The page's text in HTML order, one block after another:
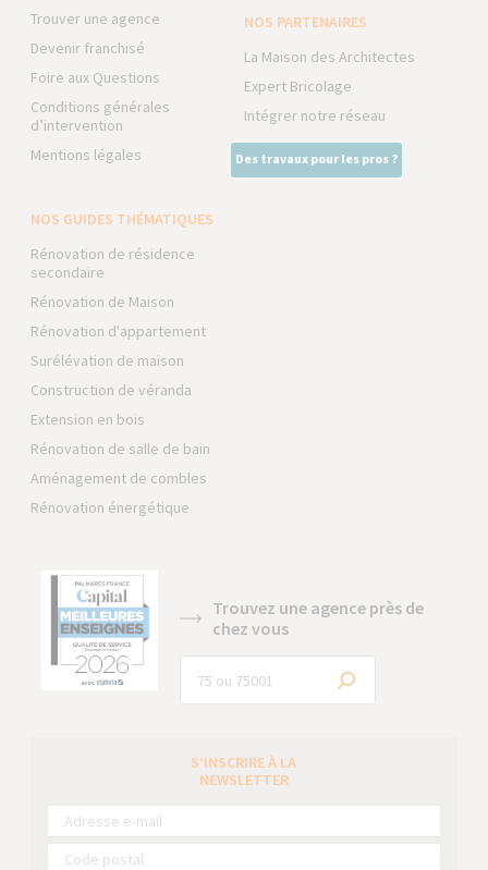
Trouver une agence
Devenir franchisé
Foire aux Questions
Conditions générales
d’intervention
Mentions légales
NOS PARTENAIRES
La Maison des Architectes
Expert Bricolage
Intégrer notre réseau
Des travaux pour les pros ?
NOS GUIDES THÉMATIQUES
Rénovation de résidence
secondaire
Rénovation de Maison
Rénovation d'appartement
Surélévation de maison
Construction de véranda
Extension en bois
Rénovation de salle de bain
Aménagement de combles
Rénovation énergétique
Trouvez une agence près de
chez vous
S’INSCRIRE À LA
NEWSLETTER